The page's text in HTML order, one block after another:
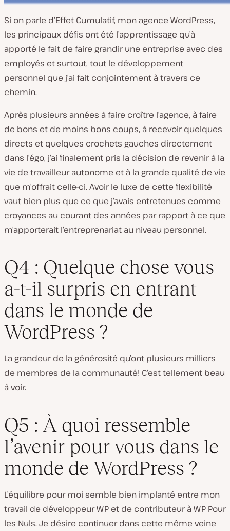
Si on parle d’Effet Cumulatif, mon agence WordPress,
les principaux défis ont été l’apprentissage qu’à
apporté le fait de faire grandir une entreprise avec des
employés et surtout, tout le développement
personnel que j’ai fait conjointement à travers ce
chemin.
Après plusieurs années à faire croître l’agence, à faire
de bons et de moins bons coups, à recevoir quelques
directs et quelques crochets gauches directement
dans l’égo, j’ai finalement pris la décision de revenir à la
vie de travailleur autonome et à la grande qualité de vie
que m’offrait celle-ci. Avoir le luxe de cette flexibilité
vaut bien plus que ce que j’avais entretenues comme
croyances au courant des années par rapport à ce que
m’apporterait l’entreprenariat au niveau personnel.
Q4 : Quelque chose vous
a-t-il surpris en entrant
dans le monde de
WordPress ?
La grandeur de la générosité qu’ont plusieurs milliers
de membres de la communauté! C’est tellement beau
à voir.
Q5 : À quoi ressemble
l’avenir pour vous dans le
monde de WordPress ?
L’équilibre pour moi semble bien implanté entre mon
travail de développeur WP et de contributeur à WP Pour
les Nuls. Je désire continuer dans cette même veine